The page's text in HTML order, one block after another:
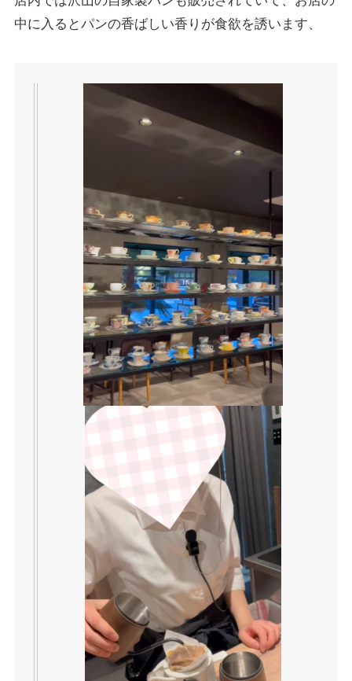
中に入るとパンの香ばしい香りが食欲を誘います、